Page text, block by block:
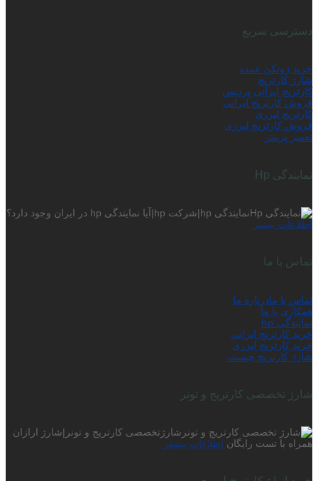
دسترسی سریع
خرید زونکن عمده
شارژ کارتریج
کارتریج ایرانی پردیس
فروش کارتریج ایرانی
کارتریج لیزری
فروش کارتریج لیزری
تعمیر پرینتر
نمایندگی Hp
نمایندگی hp|شرکت hp|آیا نمایندگی hp در ایران وجود دارد؟
اطلاعات بیشتر
تماس با ما
تماس با مادرباره ما
همکاری با ما
نمایندگی hp
خرید کارتریج ایرانی
خرید کارتریج لیزری
شارژ کارتریج چیست
شارژ تخصصی کارتریج و تونر
شارژتخصصی کارتریج و تونر|شارژ ارازان
همراه با تست رایگان
اطلاعات بیشتر